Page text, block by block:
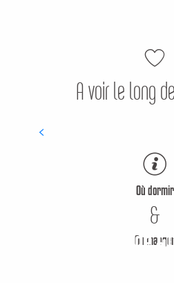
A voir le long
Eglise St
Où dormir
&
Où manger
Village de